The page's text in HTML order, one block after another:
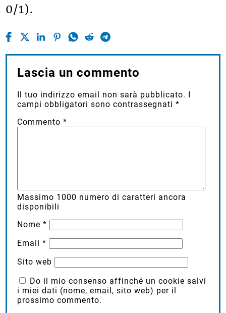
0/1).
Lascia un commento
Il tuo indirizzo email non sarà pubblicato. I
campi obbligatori sono contrassegnati*
Commento*
Massimo 1000 numero di caratteri ancora
disponibili
Nome*
Email*
Sito web
Do il mio consenso affinché un cookie salvi
i miei dati (nome, email, sito web) per il
prossimo commento.